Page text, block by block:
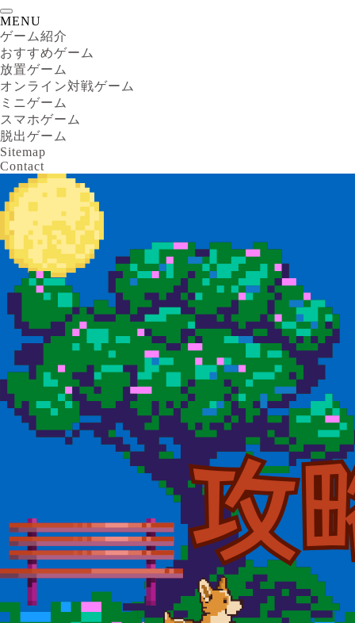
MENU
ゲーム紹介
おすすめゲーム
放置ゲーム
オンライン対戦ゲーム
ミニゲーム
スマホゲーム
脱出ゲーム
Sitemap
Contact